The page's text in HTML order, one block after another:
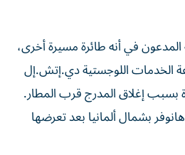
في أنه طائرة مسيرة أخرى،
الخدمات اللوجستية دي.إتش.إل
إغلاق المدرج قرب المطار.
بشمال ألمانيا بعد تعرضها